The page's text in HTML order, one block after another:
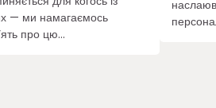
— ми намагаємось
про цю…